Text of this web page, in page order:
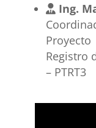
Ing.
Registro
– PTRT3